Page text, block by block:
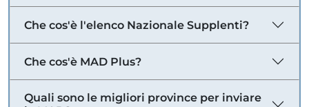
Che cos'è l'elenco Nazionale Supplenti?
Che cos'è MAD Plus?
Quali sono le migliori province per inviare